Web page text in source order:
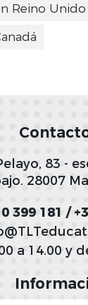
Reino Unido
83 -
28007
399 181 /
a 14.00 y